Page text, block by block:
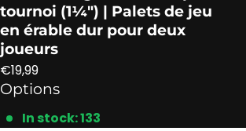
tournoi (1¼″) | Palets de jeu
en érable dur pour deux
joueurs
Prix ​​régulier
€19,99
Options
In stock: 133